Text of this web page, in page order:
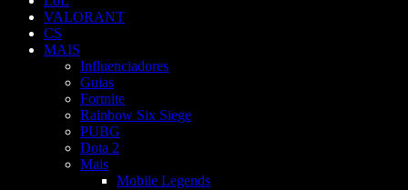
VALORANT
CS
MAIS
Influenciadores
Guias
Fortnite
Rainbow Six Siege
PUBG
Dota 2
Mais
Mobile Legends